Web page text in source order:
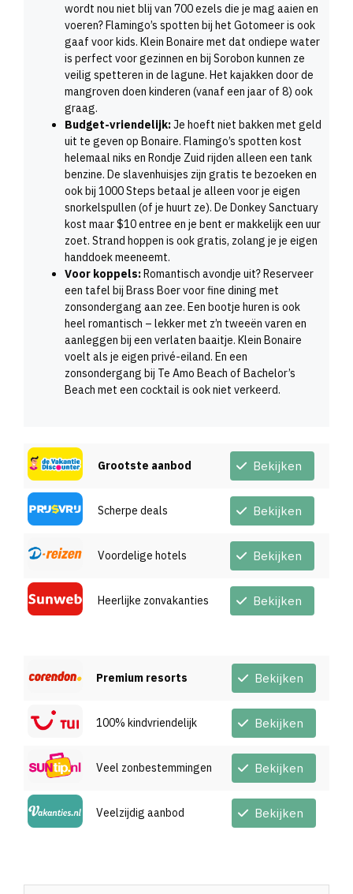
wordt nou niet blij van 700 ezels die je mag aaien en
voeren? Flamingo’s spotten bij het Gotomeer is ook
gaaf voor kids. Klein Bonaire met dat ondiepe water
is perfect voor gezinnen en bij Sorobon kunnen ze
veilig spetteren in de lagune. Het kajakken door de
mangroven doen kinderen (vanaf een jaar of 8) ook
graag.
Budget-vriendelijk:Je hoeft niet bakken met geld
uit te geven op Bonaire. Flamingo’s spotten kost
helemaal niks en Rondje Zuid rijden alleen een tank
benzine. De slavenhuisjes zijn gratis te bezoeken en
ook bij 1000 Steps betaal je alleen voor je eigen
snorkelspullen (of je huurt ze). De Donkey Sanctuary
kost maar $10 entree en je bent er makkelijk een uur
zoet. Strand hoppen is ook gratis, zolang je je eigen
handdoek meeneemt.
Voor koppels:Romantisch avondje uit? Reserveer
een tafel bij Brass Boer voor fine dining met
zonsondergang aan zee. Een bootje huren is ook
heel romantisch – lekker met z’n tweeën varen en
aanleggen bij een verlaten baaitje. Klein Bonaire
voelt als je eigen privé-eiland. En een
zonsondergang bij Te Amo Beach of Bachelor’s
Beach met een cocktail is ook niet verkeerd.
Grootste aanbod Bekijken
Scherpe deals Bekijken
Voordelige hotels Bekijken
Heerlijke zonvakanties Bekijken
Premium resorts Bekijken
100% kindvriendelijk Bekijken
Veel zonbestemmingen Bekijken
Veelzijdig aanbod Bekijken